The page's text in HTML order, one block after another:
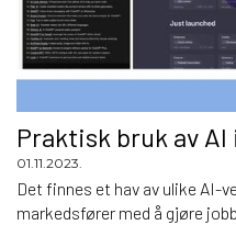
Praktisk bruk av
01.11.2023.
Det finnes et hav av ulike AI-
markedsfører med å gjøre